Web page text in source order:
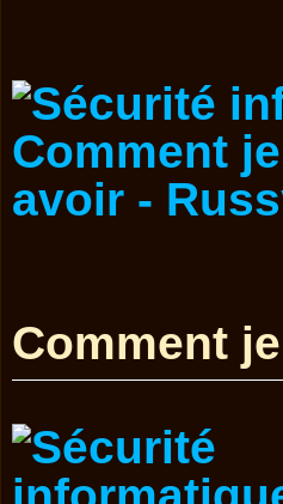
Comment